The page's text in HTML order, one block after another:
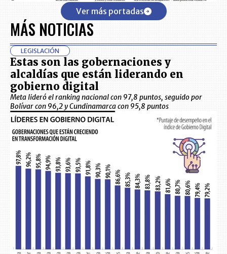
Ver más portadas
MÁS NOTICIAS
LEGISLACIÓN
Estas son las gobernaciones y
alcaldías que están liderando en
gobierno digital
Meta lideró el ranking nacional con 97,8 puntos, seguido por
Bolívar con 96,2 y Cundinamarca con 95,8 puntos